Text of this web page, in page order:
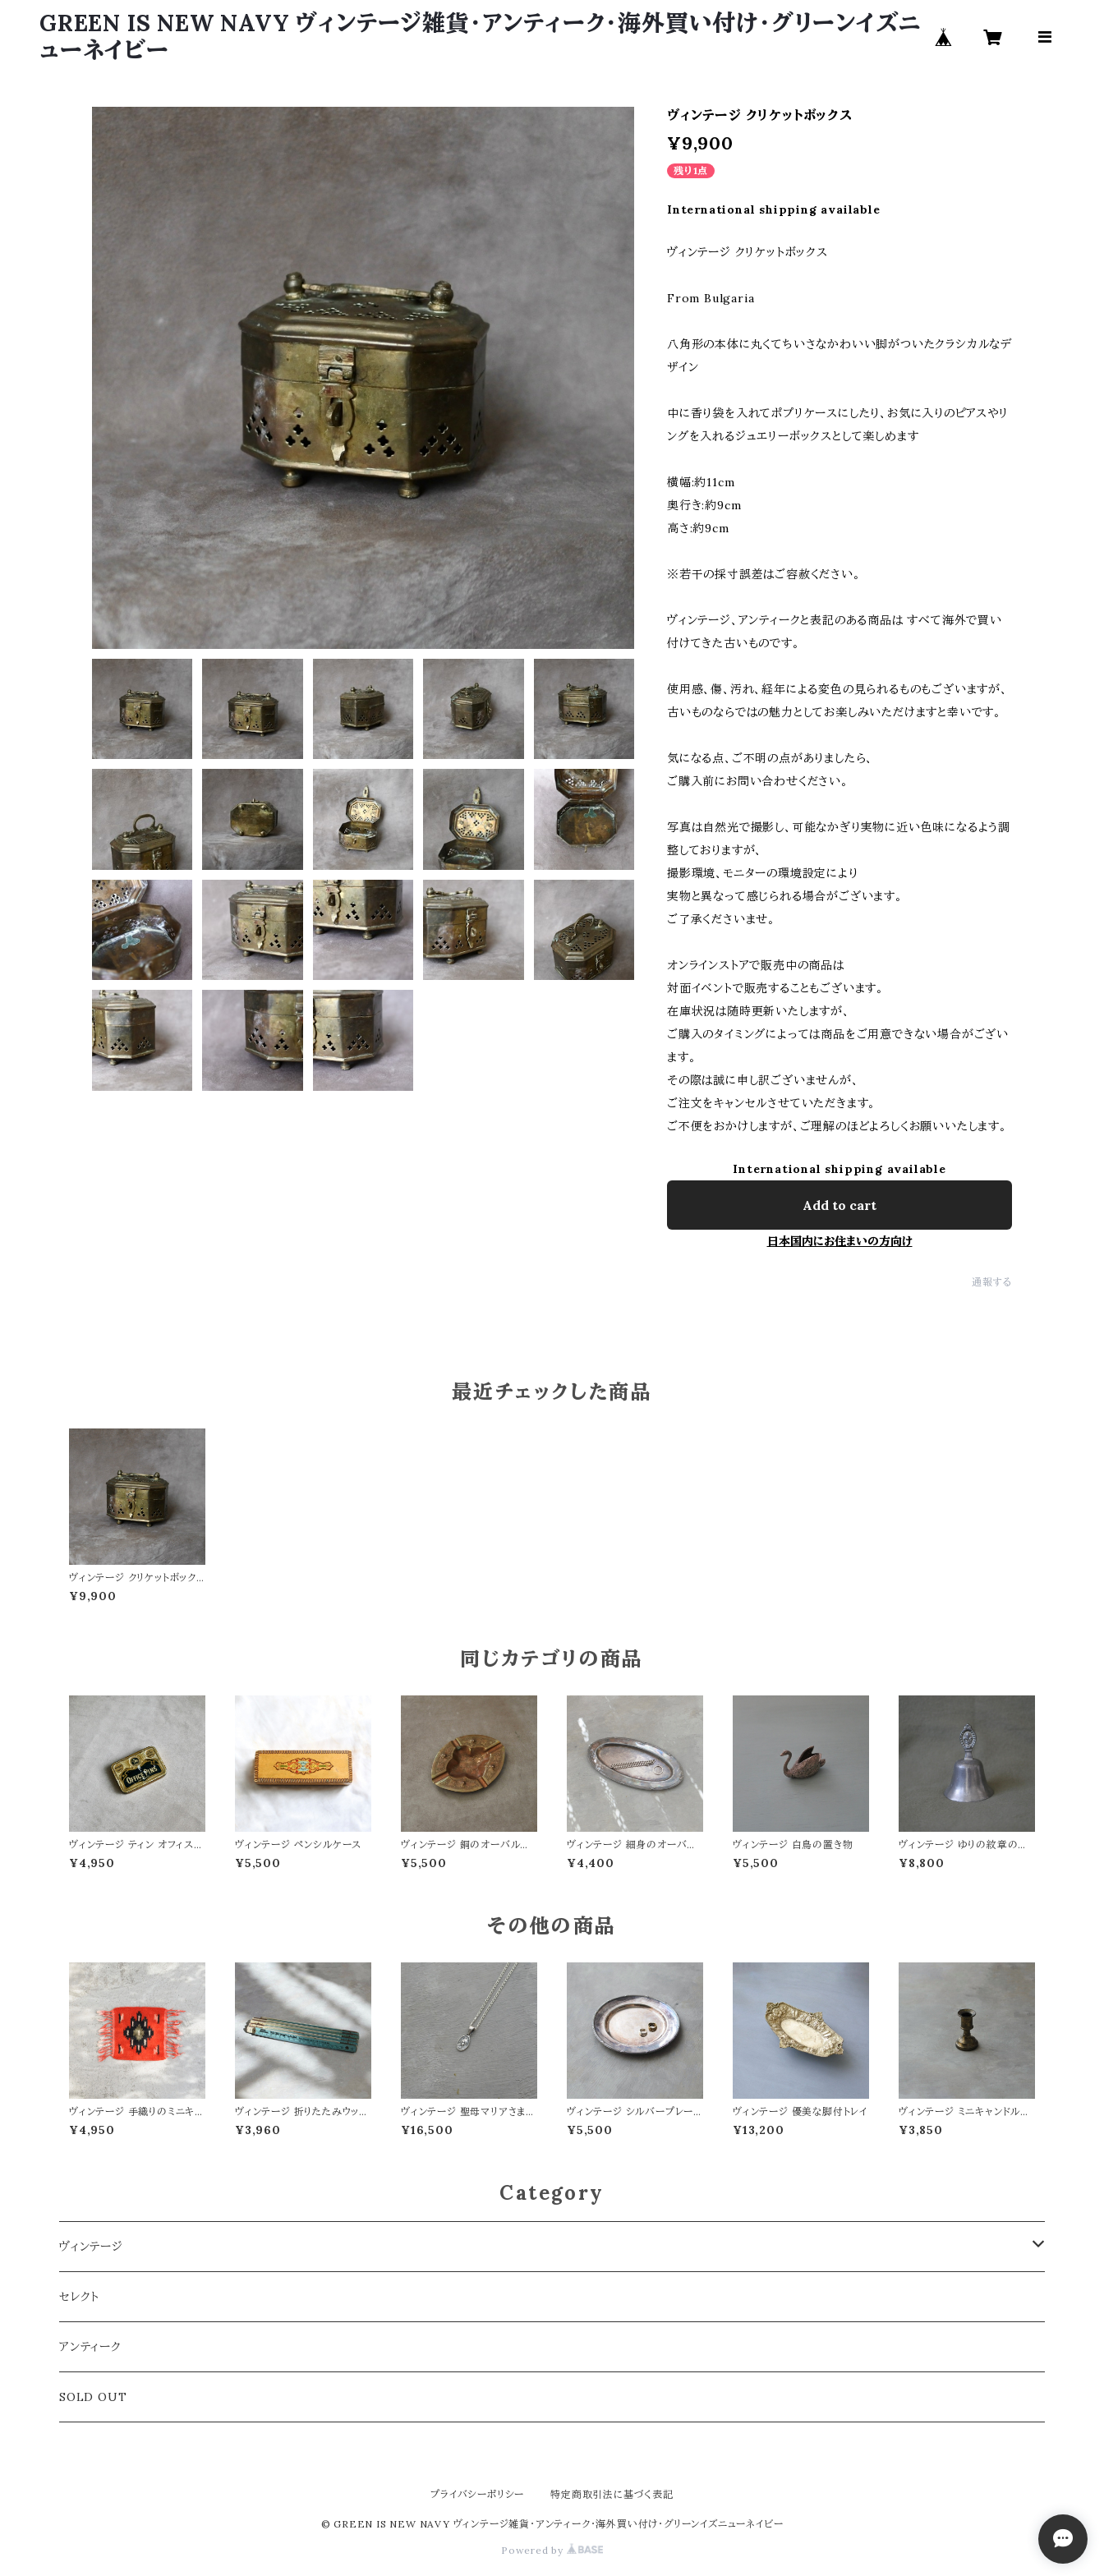
GREEN IS NEW NAVY ヴィンテージ雑貨・アンティーク・海外買い付け・グリーンイズニ
ューネイビー
ヴィンテージ クリケットボックス
¥9,900
残り1点
International shipping available
ヴィンテージ クリケットボックス
From Bulgaria
八角形の本体に丸くてちいさなかわいい脚がついたクラシカルなデ
ザイン
中に香り袋を入れてポプリケースにしたり、お気に入りのピアスやリ
ングを入れるジュエリーボックスとして楽しめます
横幅:約11cm
奥行き:約9cm
高さ:約9cm
※若干の採寸誤差はご容赦ください。
ヴィンテージ、アンティークと表記のある商品は すべて海外で買い
付けてきた古いものです。
使用感、傷、汚れ、経年による変色の見られるものもございますが、
古いものならではの魅力としてお楽しみいただけますと幸いです。
気になる点、ご不明の点がありましたら、
ご購入前にお問い合わせください。
写真は自然光で撮影し、可能なかぎり実物に近い色味になるよう調
整しておりますが、
撮影環境、モニターの環境設定により
実物と異なって感じられる場合がございます。
ご了承くださいませ。
オンラインストアで販売中の商品は
対面イベントで販売することもございます。
在庫状況は随時更新いたしますが、
ご購入のタイミングによっては商品をご用意できない場合がござい
ます。
その際は誠に申し訳ございませんが、
ご注文をキャンセルさせていただきます。
ご不便をおかけしますが、ご理解のほどよろしくお願いいたします。
International shipping available
Add to cart
日本国内にお住まいの方向け
通報する
最近チェックした商品
ヴィンテージ クリケットボック
ス
¥9,900
同じカテゴリの商品
ヴィンテージ ティン オフィスピ
ン
¥4,950
ヴィンテージ ペンシルケース
¥5,500
ヴィンテージ 銅のオーバルア
ッシュトレイ
¥5,500
ヴィンテージ 細身のオーバル
プレート
¥4,400
ヴィンテージ 白鳥の置き物
¥5,500
ヴィンテージ ゆりの紋章のハ
ンドベル
¥8,800
その他の商品
ヴィンテージ 手織りのミニキリ
ム 33×21
¥4,950
ヴィンテージ 折りたたみウッド
スケール BL
¥3,960
ヴィンテージ 聖母マリアさまの
メダイ
¥16,500
ヴィンテージ シルバープレート
のサービングトレイ
¥5,500
ヴィンテージ 優美な脚付トレイ
¥13,200
ヴィンテージ ミニキャンドルス
タンド
¥3,850
Category
ヴィンテージ
雑貨
アクセサリー
ラグ
セレクト
アンティーク
SOLD OUT
プライバシーポリシー 特定商取引法に基づく表記
© GREEN IS NEW NAVY ヴィンテージ雑貨・アンティーク・海外買い付け・グリーンイズニューネイビー
Powered by